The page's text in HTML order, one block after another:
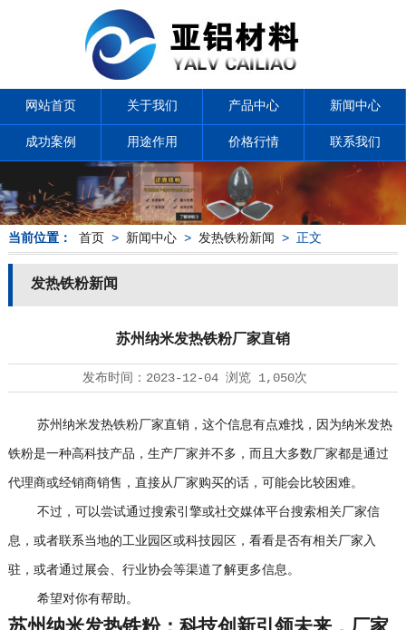
网站首页 关于我们 产品中心 新闻中心
成功案例 用途作用 价格行情 联系我们
当前位置： 首页 > 新闻中心> 发热铁粉新闻 > 正文
发热铁粉新闻
苏州纳米发热铁粉厂家直销
发布时间： 2023-12-04浏览 1,050次
苏州纳米发热铁粉厂家直销，这个信息有点难找，因为纳米发热
铁粉是一种高科技产品，生产厂家并不多，而且大多数厂家都是通过
代理商或经销商销售，直接从厂家购买的话，可能会比较困难。
不过，可以尝试通过搜索引擎或社交媒体平台搜索相关厂家信
息，或者联系当地的工业园区或科技园区，看看是否有相关厂家入
驻，或者通过展会、行业协会等渠道了解更多信息。
希望对你有帮助。